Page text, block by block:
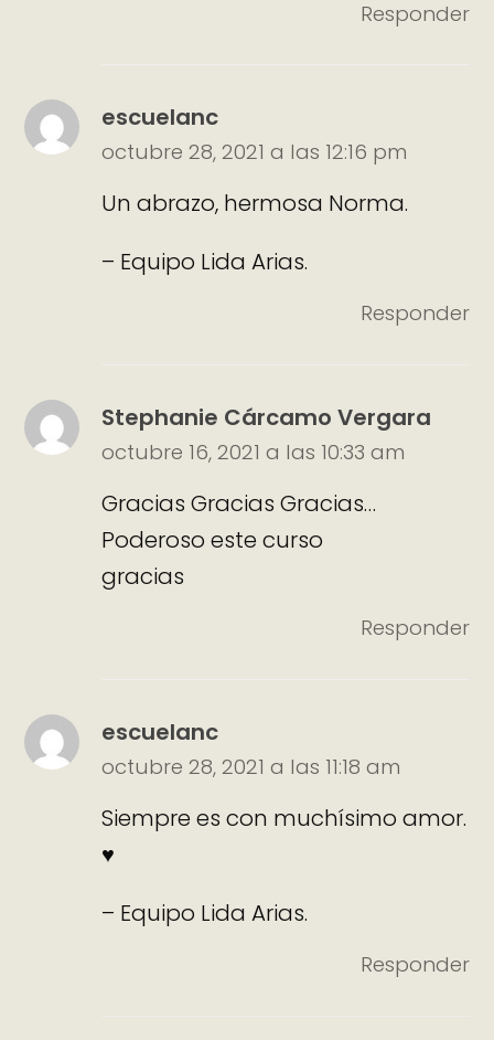
Responder
escuelanc
octubre 28, 2021 a las 12:16 pm
Un abrazo, hermosa Norma.
– Equipo Lida Arias.
Responder
Stephanie Cárcamo Vergara
octubre 16, 2021 a las 10:33 am
Gracias Gracias Gracias…
Poderoso este curso
gracias
Responder
escuelanc
octubre 28, 2021 a las 11:18 am
Siempre es con muchísimo amor.
♥
– Equipo Lida Arias.
Responder